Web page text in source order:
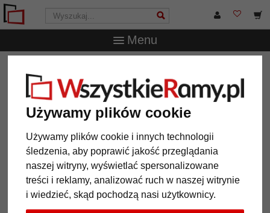
Używamy plików cookie
Używamy plików cookie i innych technologii
śledzenia, aby poprawić jakość przeglądania
naszej witryny, wyświetlać spersonalizowane
treści i reklamy, analizować ruch w naszej witrynie
i wiedzieć, skąd pochodzą nasi użytkownicy.
Menu
ścianę Johannesburg
Lustro na ścianę Johannesburg